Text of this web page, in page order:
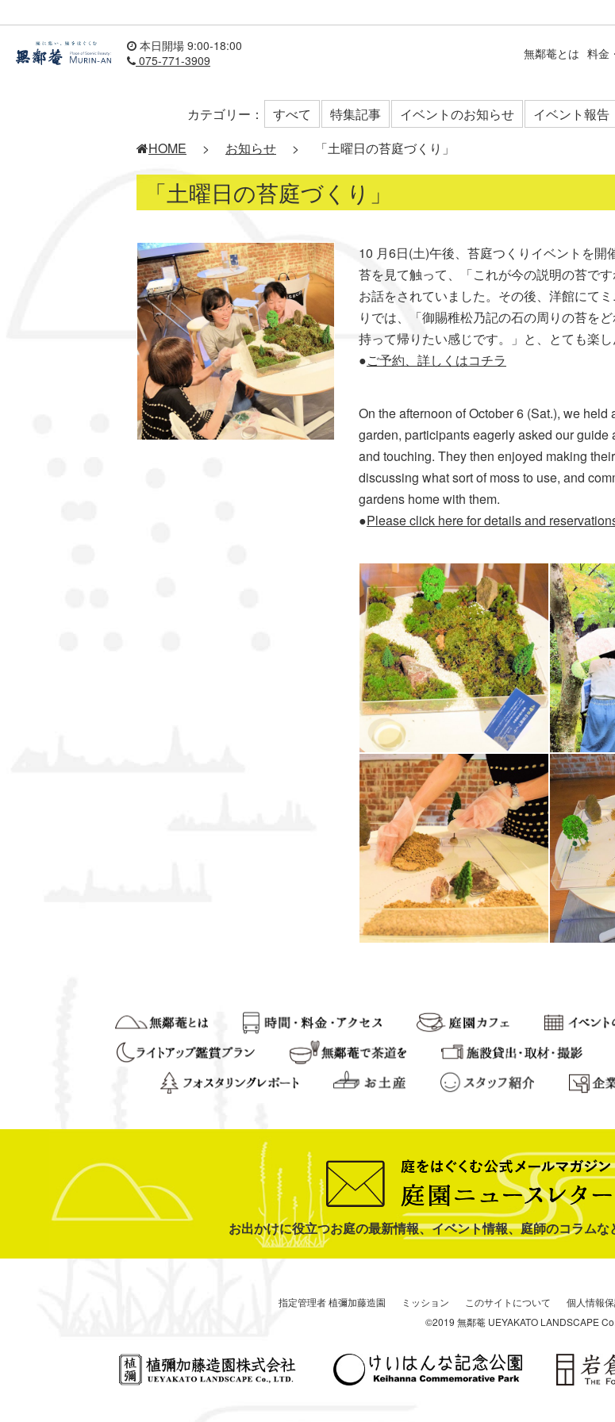
本日開場 9:00-18:00
075-771-3909
無鄰菴とは 料金
カテゴリー： すべて 特集記事 イベントのお知らせ イベント報告
HOME
> お知らせ > 「土曜日の苔庭づくり」
「土曜日の苔庭づくり」
10 月6日(土)午後、苔庭つくりイベントを
苔を見て触って、「これが今の説明の苔で
お話をされていました。その後、洋館にて
りでは、「御賜稚松乃記の石の周りの苔を
持って帰りたい感じです。」と、とても楽し
●ご予約、詳しくはコチラ
On the afternoon of October 6 (Sat.), we
garden, participants eagerly asked our
and touching. They then enjoyed making
discussing what sort of moss to use, and
gardens home with them.
●Please click here for details and
お出かけに役立つお庭の最新情報、イベント情報、庭師のコラムな
指定管理者 植彌加藤造園 ミッション このサイトについて 個人情報
©2019 無鄰菴 UEYAKATO LANDSCAPE